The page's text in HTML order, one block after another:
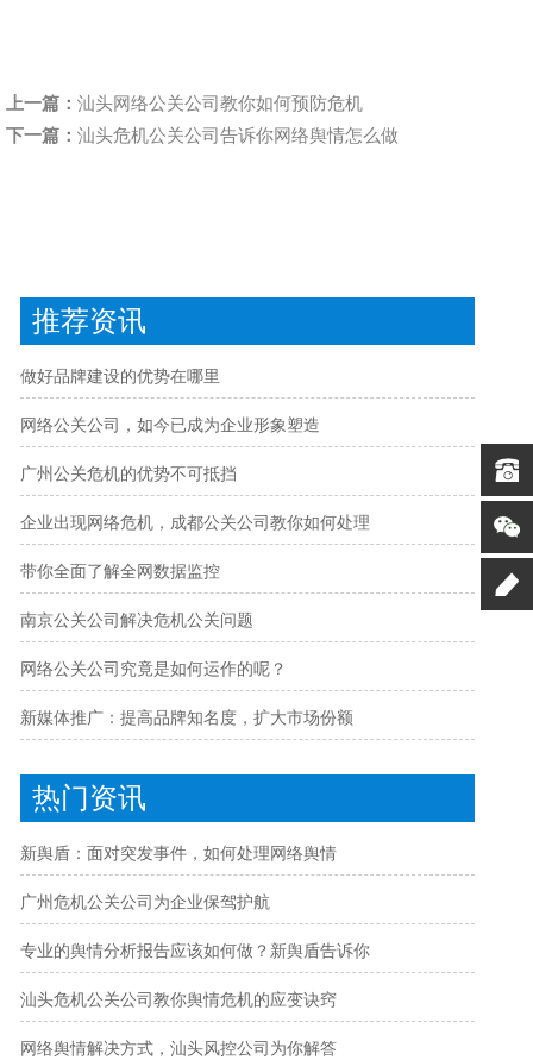
上一篇： 汕头网络公关公司教你如何预防危机
下一篇： 汕头危机公关公司告诉你网络舆情怎么做
推荐资讯
做好品牌建设的优势在哪里
网络公关公司，如今已成为企业形象塑造
广州公关危机的优势不可抵挡
企业出现网络危机，成都公关公司教你如何处理
带你全面了解全网数据监控
南京公关公司解决危机公关问题
网络公关公司究竟是如何运作的呢？
新媒体推广：提高品牌知名度，扩大市场份额
热门资讯
新舆盾：面对突发事件，如何处理网络舆情
广州危机公关公司为企业保驾护航
专业的舆情分析报告应该如何做？新舆盾告诉你
汕头危机公关公司教你舆情危机的应变诀窍
网络舆情解决方式，汕头风控公司为你解答